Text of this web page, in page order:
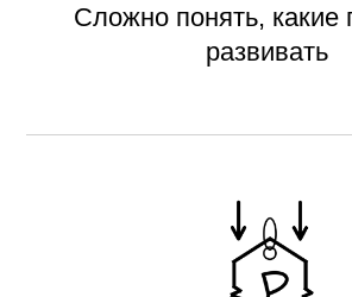
Сложно понять, какие
развивать